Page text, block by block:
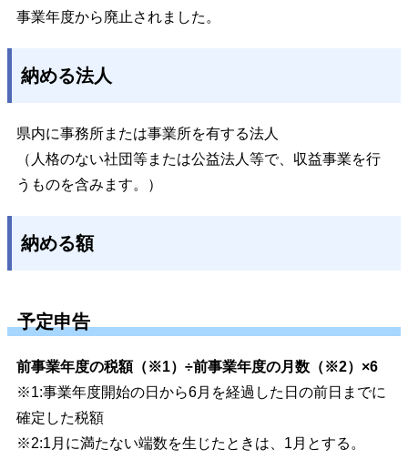
事業年度から廃止されました。
納める法人
県内に事務所または事業所を有する法人
（人格のない社団等または公益法人等で、収益事業を行
うものを含みます。）
納める額
予定申告
前事業年度の税額（※1）÷前事業年度の月数（※2）×6
※1:事業年度開始の日から6月を経過した日の前日までに
確定した税額
※2:1月に満たない端数を生じたときは、1月とする。